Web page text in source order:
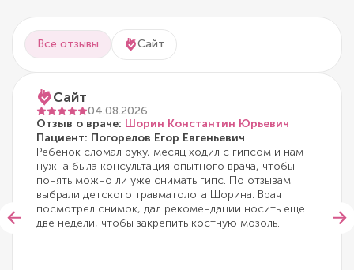
Все отзывы Сайт
Сайт
04.08.2026
Отзыв о враче: Шорин Константин Юрьевич
Пациент: Погорелов Егор Евгеньевич
Ребенок сломал руку, месяц ходил с гипсом и нам
нужна была консультация опытного врача, чтобы
понять можно ли уже снимать гипс. По отзывам
выбрали детского травматолога Шорина. Врач
посмотрел снимок, дал рекомендации носить еще
две недели, чтобы закрепить костную мозоль.